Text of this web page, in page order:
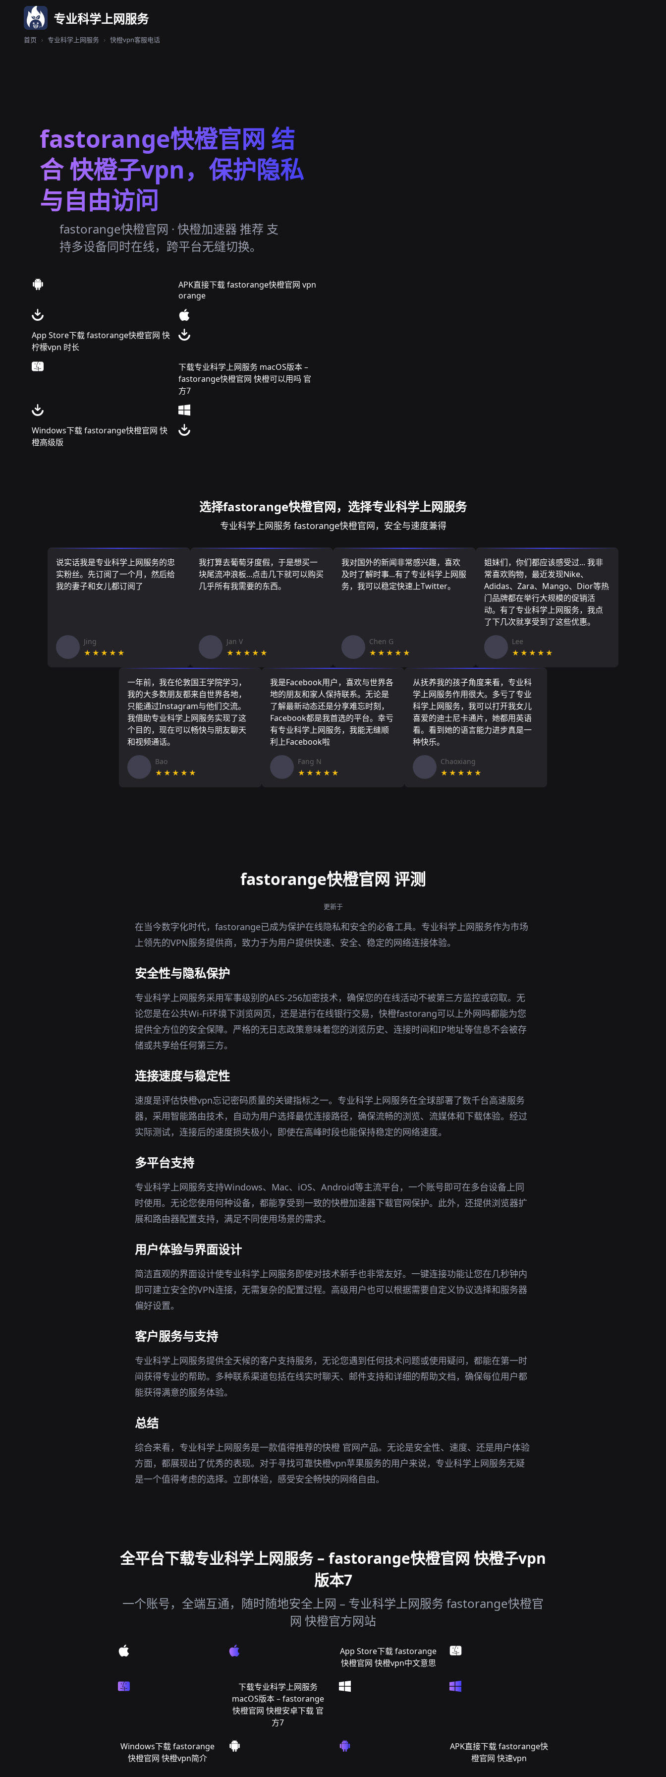
专业科学上网服务
首页 › 专业科学上网服务 › 快橙vpn客服电话
fastorange快橙官网 结
合 快橙子vpn，保护隐私
与自由访问
fastorange快橙官网 · 快橙加速器 推荐 支
持多设备同时在线，跨平台无缝切换。
APK直接下载 fastorange快橙官网 vpn
orange
App Store下载 fastorange快橙官网 快
柠檬vpn 时长
下载专业科学上网服务 macOS版本 –
fastorange快橙官网 快橙可以用吗 官
方7
Windows下载 fastorange快橙官网 快
橙高级版
选择fastorange快橙官网，选择专业科学上网服务
专业科学上网服务 fastorange快橙官网，安全与速度兼得
说实话我是专业科学上网服务的忠
实粉丝。先订阅了一个月，然后给
我的妻子和女儿都订阅了
Jing
★★★★★
我打算去葡萄牙度假，于是想买一
块尾流冲浪板...点击几下就可以购买
几乎所有我需要的东西。
Jan V
★★★★★
我对国外的新闻非常感兴趣，喜欢
及时了解时事...有了专业科学上网服
务，我可以稳定快速上Twitter。
Chen G
★★★★★
姐妹们，你们都应该感受过... 我非
常喜欢购物，最近发现Nike、
Adidas、Zara、Mango、Dior等热
门品牌都在举行大规模的促销活
动。有了专业科学上网服务，我点
了下几次就享受到了这些优惠。
Lee
★★★★★
一年前，我在伦敦国王学院学习，
我的大多数朋友都来自世界各地，
只能通过Instagram与他们交流。
我借助专业科学上网服务实现了这
个目的，现在可以畅快与朋友聊天
和视频通话。
Bao
★★★★★
我是Facebook用户，喜欢与世界各
地的朋友和家人保持联系。无论是
了解最新动态还是分享难忘时刻，
Facebook都是我首选的平台。幸亏
有专业科学上网服务，我能无缝顺
利上Facebook啦
Fang N
★★★★★
从抚养我的孩子角度来看，专业科
学上网服务作用很大。多亏了专业
科学上网服务，我可以打开我女儿
喜爱的迪士尼卡通片，她都用英语
看。看到她的语言能力进步真是一
种快乐。
Chaoxiang
★★★★★
fastorange快橙官网 评测
更新于
在当今数字化时代，fastorange已成为保护在线隐私和安全的必备工具。专业科学上网服务作为市场
上领先的VPN服务提供商，致力于为用户提供快速、安全、稳定的网络连接体验。
安全性与隐私保护
专业科学上网服务采用军事级别的AES-256加密技术，确保您的在线活动不被第三方监控或窃取。无
论您是在公共Wi-Fi环境下浏览网页，还是进行在线银行交易，快橙fastorang可以上外网吗都能为您
提供全方位的安全保障。严格的无日志政策意味着您的浏览历史、连接时间和IP地址等信息不会被存
储或共享给任何第三方。
连接速度与稳定性
速度是评估快橙vpn忘记密码质量的关键指标之一。专业科学上网服务在全球部署了数千台高速服务
器，采用智能路由技术，自动为用户选择最优连接路径，确保流畅的浏览、流媒体和下载体验。经过
实际测试，连接后的速度损失极小，即使在高峰时段也能保持稳定的网络速度。
多平台支持
专业科学上网服务支持Windows、Mac、iOS、Android等主流平台，一个账号即可在多台设备上同
时使用。无论您使用何种设备，都能享受到一致的快橙加速器下载官网保护。此外，还提供浏览器扩
展和路由器配置支持，满足不同使用场景的需求。
用户体验与界面设计
简洁直观的界面设计使专业科学上网服务即使对技术新手也非常友好。一键连接功能让您在几秒钟内
即可建立安全的VPN连接，无需复杂的配置过程。高级用户也可以根据需要自定义协议选择和服务器
偏好设置。
客户服务与支持
专业科学上网服务提供全天候的客户支持服务，无论您遇到任何技术问题或使用疑问，都能在第一时
间获得专业的帮助。多种联系渠道包括在线实时聊天、邮件支持和详细的帮助文档，确保每位用户都
能获得满意的服务体验。
总结
综合来看，专业科学上网服务是一款值得推荐的快橙 官网产品。无论是安全性、速度、还是用户体验
方面，都展现出了优秀的表现。对于寻找可靠快橙vpn苹果服务的用户来说，专业科学上网服务无疑
是一个值得考虑的选择。立即体验，感受安全畅快的网络自由。
全平台下载专业科学上网服务 – fastorange快橙官网 快橙子vpn
版本7
一个账号，全端互通，随时随地安全上网 – 专业科学上网服务 fastorange快橙官
网 快橙官方网站
App Store下载 fastorange
快橙官网 快橙vpn中文意思
下载专业科学上网服务
macOS版本 – fastorange
快橙官网 快橙安卓下载 官
方7
Windows下载 fastorange
快橙官网 快橙vpn简介
APK直接下载 fastorange快
橙官网 快速vpn